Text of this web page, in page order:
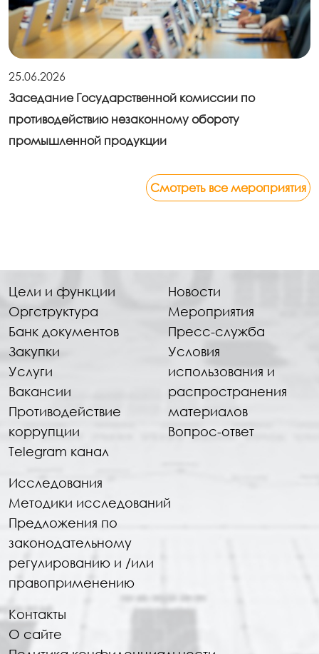
25.06.2026
Заседание Государственной комиссии по
противодействию незаконному обороту
промышленной продукции
Смотреть все мероприятия
Цели и функции
Оргструктура
Банк документов
Закупки
Услуги
Вакансии
Противодействие
коррупции
Telegram канал
Новости
Мероприятия
Пресс-служба
Условия
использования и
распространения
материалов
Вопрос-ответ
Исследования
Методики исследований
Предложения по
законодательному
регулированию и /или
правоприменению
Контакты
О сайте